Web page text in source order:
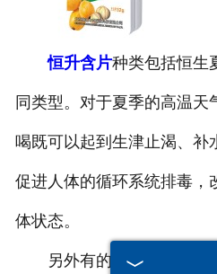
恒升含片种类包括恒生
同类型。对于夏季的高温
喝既可以起到生津止渴、补
促进人体的循环系统排毒，
体状态。
另外有的人不喜欢喝水，